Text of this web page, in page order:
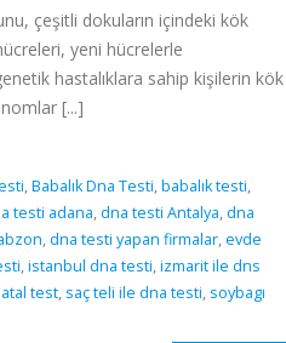
çeşitli dokuların içindeki kök
yeni hücrelerle
hastalıklara sahip kişilerin kök
[...]
,Babalık Dna Testi,babalık testi,
testi adana,dna testi Antalya,dna
,dna testi yapan firmalar,evde
,istanbul dna testi,izmarit ile dns
test, saç teli ile dna testi, soybagı